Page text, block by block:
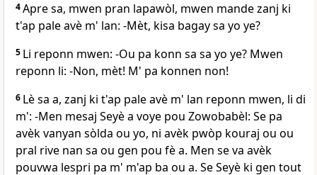
4Apre sa, mwen pran lapawòl, mwen mande zanj ki
t'ap pale avè m' lan: -Mèt, kisa bagay sa yo ye?
5 Li reponn mwen: -Ou pa konn sa sa yo ye? Mwen
reponn li: -Non, mèt! M' pa konnen non!
6 Lè sa a, zanj ki t'ap pale avè m' lan reponn mwen, li di
m': -Men mesaj Seyè a voye pou Zowobabèl: Se pa
avèk vanyan sòlda ou yo, ni avèk pwòp kouraj ou ou
pral rive nan sa ou gen pou fè a. Men se va avèk
pouvwa lespri pa m' m'ap ba ou a. Se Seyè ki gen tout